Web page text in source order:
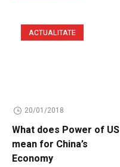
ACTUALITATE
20/01/2018
What does Power of US
mean for China’s
Economy